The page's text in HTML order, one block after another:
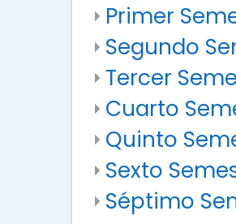
Primer
Segundo
Tercer
Cuarto
Quinto
Sexto
Séptimo